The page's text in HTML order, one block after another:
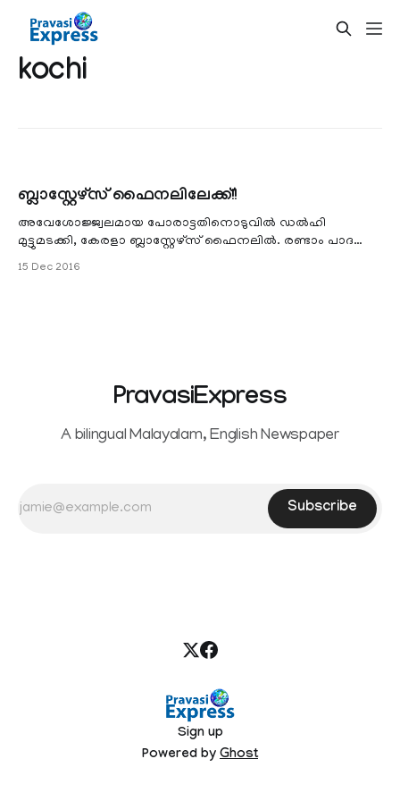
kochi
ബ്ലാസ്റ്റേഴ്സ് ഫൈനലിലേക്ക്!!
അവേശോജ്ജ്വലമായ പോരാട്ടതിനൊടുവില്‍ ഡല്‍ഹി
മുട്ടുമടക്കി, കേരളാ ബ്ലാസ്റ്റേഴ്സ് ഫൈനലില്‍. രണ്ടാം പാദ
സെമിയില്‍ ഷൂട്ടൗട്ടിലാണ് ബ്ലാ
15 Dec 2016
PravasiExpress
A bilingual Malayalam, English Newspaper
Subscribe
Sign up
Powered by Ghost